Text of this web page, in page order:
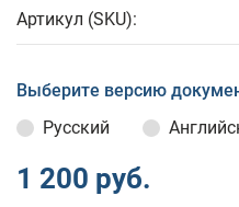
Артикул (SKU):
Выберите версию
Русский
1 200 руб.